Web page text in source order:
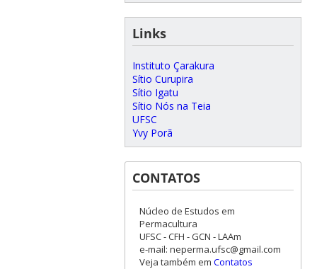
Links
Instituto Çarakura
Sítio Curupira
Sítio Igatu
Sítio Nós na Teia
UFSC
Yvy Porã
CONTATOS
Núcleo de Estudos em
Permacultura
UFSC - CFH - GCN - LAAm
e-mail: neperma.ufsc@gmail.com
Veja também em Contatos